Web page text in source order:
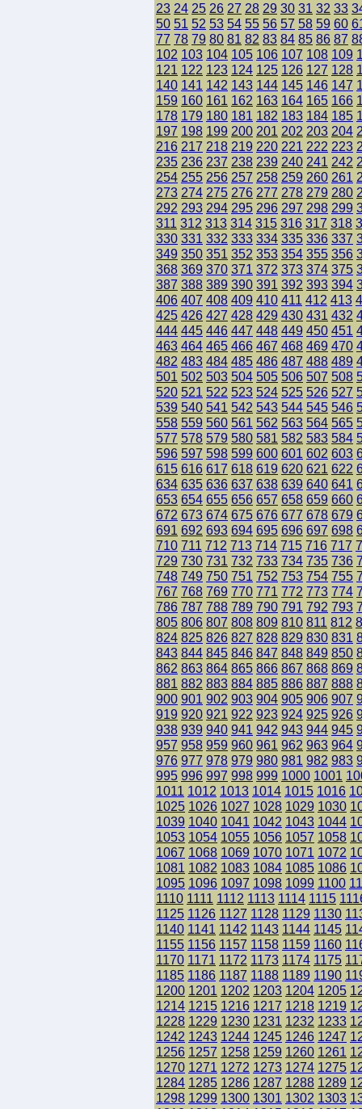
23 24 25 26 27 28 29 30 31 32 33
50 51 52 53 54 55 56 57 58 59 60
77 78 79 80 81 82 83 84 85 86 87
102 103 104 105 106 107 108 109
121 122 123 124 125 126 127 128
140 141 142 143 144 145 146 147
159 160 161 162 163 164 165 166
178 179 180 181 182 183 184 185
197 198 199 200 201 202 203 204
216 217 218 219 220 221 222 223
235 236 237 238 239 240 241 242
254 255 256 257 258 259 260 261
273 274 275 276 277 278 279 280
292 293 294 295 296 297 298 299
311 312 313 314 315 316 317 318
330 331 332 333 334 335 336 337
349 350 351 352 353 354 355 356
368 369 370 371 372 373 374 375
387 388 389 390 391 392 393 394
406 407 408 409 410 411 412 413
425 426 427 428 429 430 431 432
444 445 446 447 448 449 450 451
463 464 465 466 467 468 469 470
482 483 484 485 486 487 488 489
501 502 503 504 505 506 507 508
520 521 522 523 524 525 526 527
539 540 541 542 543 544 545 546
558 559 560 561 562 563 564 565
577 578 579 580 581 582 583 584
596 597 598 599 600 601 602 603
615 616 617 618 619 620 621 622
634 635 636 637 638 639 640 641
653 654 655 656 657 658 659 660
672 673 674 675 676 677 678 679
691 692 693 694 695 696 697 698
710 711 712 713 714 715 716 717
729 730 731 732 733 734 735 736
748 749 750 751 752 753 754 755
767 768 769 770 771 772 773 774
786 787 788 789 790 791 792 793
805 806 807 808 809 810 811 812
824 825 826 827 828 829 830 831
843 844 845 846 847 848 849 850
862 863 864 865 866 867 868 869
881 882 883 884 885 886 887 888
900 901 902 903 904 905 906 907
919 920 921 922 923 924 925 926
938 939 940 941 942 943 944 945
957 958 959 960 961 962 963 964
976 977 978 979 980 981 982 983
995 996 997 998 999 1000 1001
1011 1012 1013 1014 1015 1016
1025 1026 1027 1028 1029 1030
1039 1040 1041 1042 1043 1044
1053 1054 1055 1056 1057 1058
1067 1068 1069 1070 1071 1072
1081 1082 1083 1084 1085 1086
1095 1096 1097 1098 1099 1100
1110 1111 1112 1113 1114 1115
1125 1126 1127 1128 1129 1130
1140 1141 1142 1143 1144 1145
1155 1156 1157 1158 1159 1160
1170 1171 1172 1173 1174 1175
1185 1186 1187 1188 1189 1190
1200 1201 1202 1203 1204 1205
1214 1215 1216 1217 1218 1219
1228 1229 1230 1231 1232 1233
1242 1243 1244 1245 1246 1247
1256 1257 1258 1259 1260 1261
1270 1271 1272 1273 1274 1275
1284 1285 1286 1287 1288 1289
1298 1299 1300 1301 1302 1303